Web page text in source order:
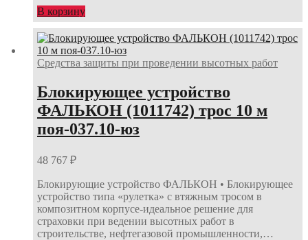
В корзину
Средства защиты при проведении высотных работ
Блокирующее устройство
ФАЛЬКОН (1011742) трос 10 м
поя-037.10-юз
48 767 ₽
Блокирующие устройство ФАЛЬКОН • Блокирующее
устройство типа «рулетка» с втяжным тросом в
композитном корпусе-идеальное решение для
страховки при ведении высотных работ в
строительстве, нефтегазовой промышленности,…